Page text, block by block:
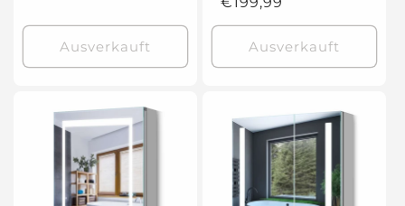
Ausverkauft
Preis
Ausverkauft